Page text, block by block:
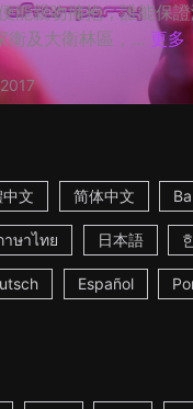
能親吻擁抱，誰能保
衛及大衛林區，... 更多
2017
文 简体中文
าษาไทย 日本語
Español